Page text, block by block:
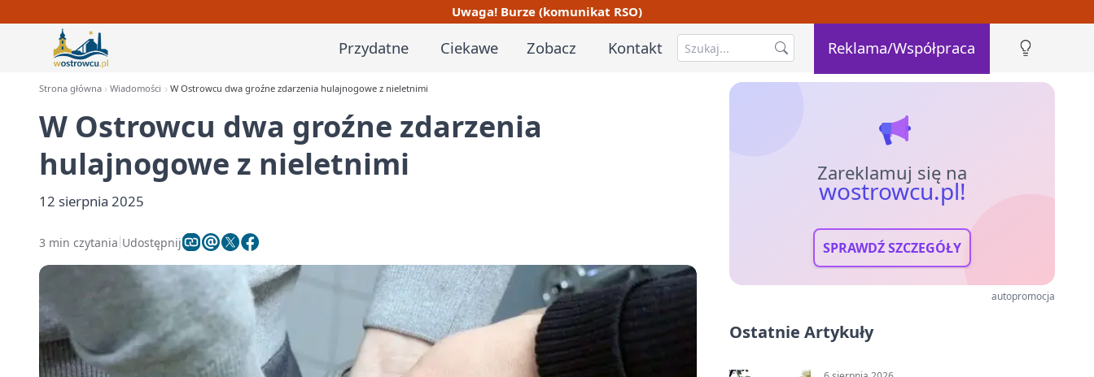
Uwaga! Burze (komunikat RSO)
Przydatne Ciekawe Zobacz Kontakt Reklama/Współpraca
Strona główna Wiadomości W Ostrowcu dwa groźne zdarzenia hulajnogowe z nieletnimi
W Ostrowcu dwa groźne zdarzenia
hulajnogowe z nieletnimi
12 sierpnia 2025
3 min czytania Udostępnij
Zareklamuj się na
wostrowcu.pl!
SPRAWDŹ SZCZEGÓŁY
autopromocja
Ostatnie Artykuły